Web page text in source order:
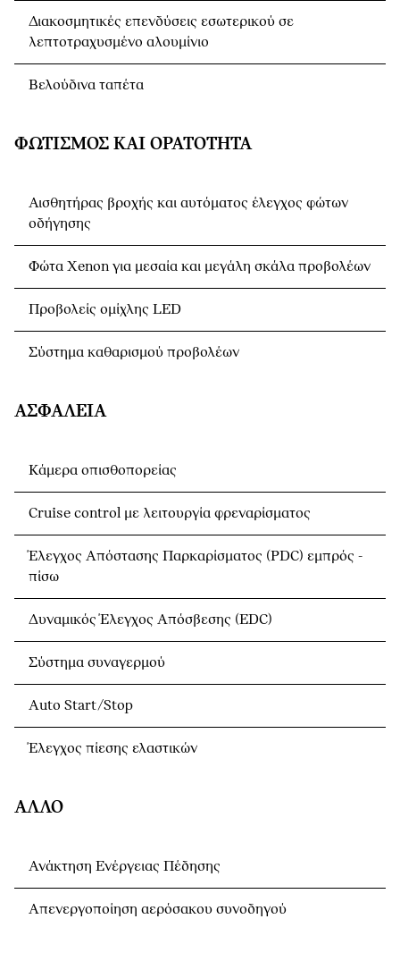
Διακοσμητικές επενδύσεις εσωτερικού σε
λεπτοτραχυσμένο αλουμίνιο
Βελούδινα ταπέτα
ΦΩΤΙΣΜΌΣ ΚΑΙ ΟΡΑΤΌΤΗΤΑ
Αισθητήρας βροχής και αυτόματος έλεγχος φώτων
οδήγησης
Φώτα Xenon για μεσαία και μεγάλη σκάλα προβολέων
Προβολείς ομίχλης LED
Σύστημα καθαρισμού προβολέων
ΑΣΦΆΛΕΙΑ
Κάμερα οπισθοπορείας
Cruise control με λειτουργία φρεναρίσματος
Έλεγχος Απόστασης Παρκαρίσματος (PDC) εμπρός -
πίσω
Δυναμικός Έλεγχος Απόσβεσης (EDC)
Σύστημα συναγερμού
Auto Start/Stop
Έλεγχος πίεσης ελαστικών
ΆΛΛΟ
Ανάκτηση Ενέργειας Πέδησης
Απενεργοποίηση αερόσακου συνοδηγού